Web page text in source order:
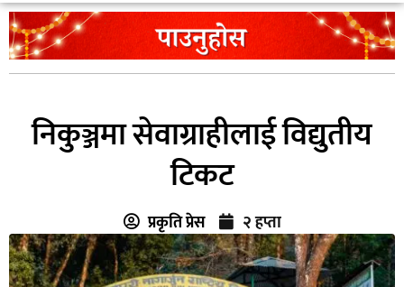
निकुञ्जमा सेवाग्राहीलाई विद्युतीय
टिकट
प्रकृति प्रेस २ हप्ता